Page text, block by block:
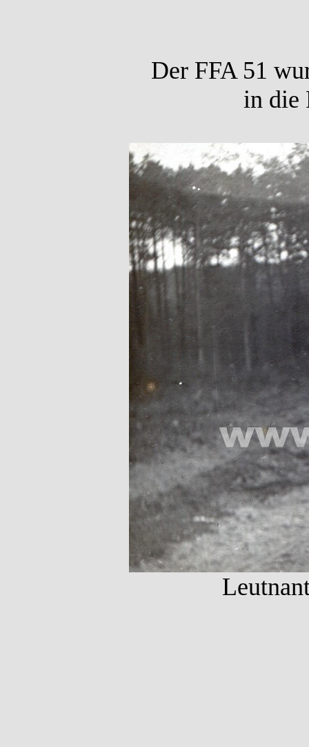
Der FFA 51
in die